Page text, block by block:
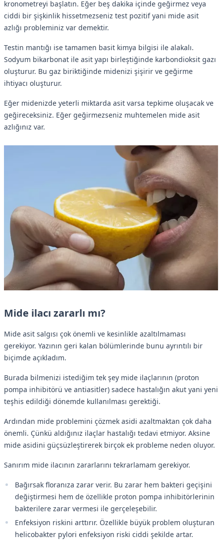
kronometreyi başlatın. Eğer beş dakika içinde geğirmez veya
ciddi bir şişkinlik hissetmezseniz test pozitif yani mide asit
azlığı probleminiz var demektir.
Testin mantığı ise tamamen basit kimya bilgisi ile alakalı.
Sodyum bikarbonat ile asit yapı birleştiğinde karbondioksit gazı
oluşturur. Bu gaz biriktiğinde midenizi şişirir ve geğirme
ihtiyacı oluşturur.
Eğer midenizde yeterli miktarda asit varsa tepkime oluşacak ve
geğireceksiniz. Eğer geğirmezseniz muhtemelen mide asit
azlığınız var.
Mide ilacı zararlı mı?
Mide asit salgısı çok önemli ve kesinlikle azaltılmaması
gerekiyor. Yazının geri kalan bölümlerinde bunu ayrıntılı bir
biçimde açıkladım.
Burada bilmenizi istediğim tek şey mide ilaçlarının (proton
pompa inhibitörü ve antiasitler) sadece hastalığın akut yani yeni
teşhis edildiği dönemde kullanılması gerektiği.
Ardından mide problemini çözmek asidi azaltmaktan çok daha
önemli. Çünkü aldığınız ilaçlar hastalığı tedavi etmiyor. Aksine
mide asidini güçsüzleştirerek birçok ek probleme neden oluyor.
Sanırım mide ilacının zararlarını tekrarlamam gerekiyor.
Bağırsak floranıza zarar verir. Bu zarar hem bakteri geçişini
değiştirmesi hem de özellikle proton pompa inhibitörlerinin
bakterilere zarar vermesi ile gerçeleşebilir.
Enfeksiyon riskini arttırır. Özellikle büyük problem oluşturan
helicobakter pylori enfeksiyon riski ciddi şekilde artar.